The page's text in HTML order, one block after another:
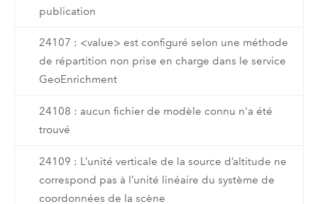
publication
24107 : <value> est configuré selon une méthode
de répartition non prise en charge dans le service
GeoEnrichment
24108 : aucun fichier de modèle connu n'a été
trouvé
24109 : L’unité verticale de la source d’altitude ne
correspond pas à l’unité linéaire du système de
coordonnées de la scène